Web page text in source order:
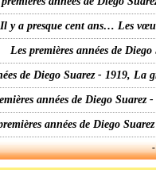
Il y a presque cent ans… Les
Les premières années de
de Diego Suarez - 1919,
années de Diego
années de Diego